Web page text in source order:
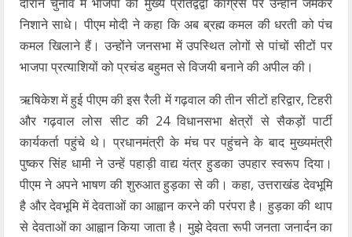
निशाने साधे। पीएम मोदी ने कहा कि अब ब्रह्म कमल की धरती को पंच
कमल खिलाने हैं। उन्होंने जनसभा में उपस्थित लोगों से पांचों सीटों पर
भाजपा प्रत्याशियों को प्रचंड बहुमत से विजयी बनाने की अपील की।
ऋषिकेश में हुई पीएम की इस रैली में गढ़वाल की तीन सीटों हरिद्वार, टिहरी
और गढ़वाल लोस सीट की 24 विधानसभा क्षेत्रों से सैकड़ों पार्टी
कार्यकर्ता पहुंचे थे। प्रधानमंत्री के मंच पर पहुंचने के बाद मुख्यमंत्री
पुष्कर सिंह धामी ने उन्हें पहाड़ी वाद्य यंत्र हुडका उपहार स्वरूप दिया।
पीएम ने अपने भाषण की शुरुआत हुड़का से की। कहा, उत्तराखंड देवभूमि
है और देवभूमि में देवताओं का आह्वान करने की परंपरा है। हुड़का की थाप
से देवताओं का आह्वान किया जाता है। मुझे देवता रूपी जनता जनार्दन का